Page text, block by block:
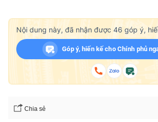
Nội dung này, đã nhận được 46 góp ý,
Góp ý, hiến kế cho Chính phủ
Chia sẻ